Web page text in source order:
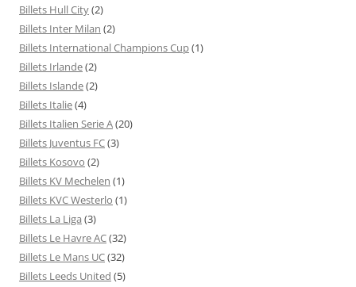
Billets Hull City(2)
Billets Inter Milan (2)
Billets International Champions Cup(1)
Billets Irlande(2)
Billets Islande(2)
Billets Italie(4)
Billets Italien Serie A(20)
Billets Juventus FC(3)
Billets Kosovo (2)
Billets KV Mechelen (1)
Billets KVC Westerlo (1)
Billets La Liga (3)
Billets Le Havre AC(32)
Billets Le Mans UC(32)
Billets Leeds United (5)